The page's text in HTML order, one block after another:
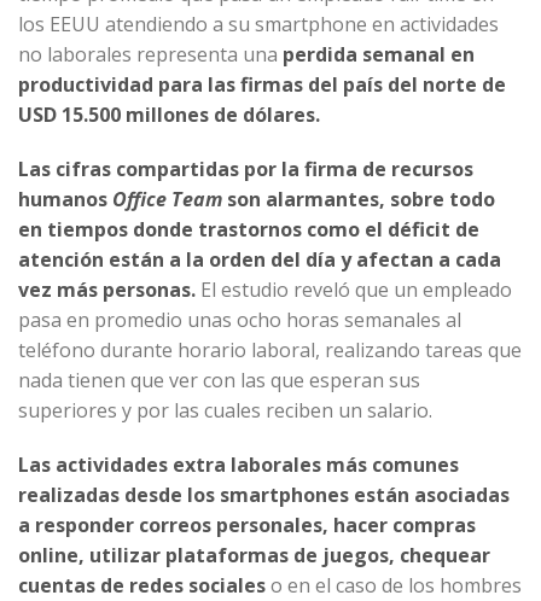
los EEUU atendiendo a su smartphone en actividades
no laborales representa una perdida semanal en
productividad para las firmas del país del norte de
USD 15.500 millones de dólares.
Las cifras compartidas por la firma de recursos
humanos Office Team son alarmantes, sobre todo
en tiempos donde trastornos como el déficit de
atención están a la orden del día y afectan a cada
vez más personas. El estudio reveló que un empleado
pasa en promedio unas ocho horas semanales al
teléfono durante horario laboral, realizando tareas que
nada tienen que ver con las que esperan sus
superiores y por las cuales reciben un salario.
Las actividades extra laborales más comunes
realizadas desde los smartphones están asociadas
a responder correos personales, hacer compras
online, utilizar plataformas de juegos, chequear
cuentas de redes socialeso en el caso de los hombres